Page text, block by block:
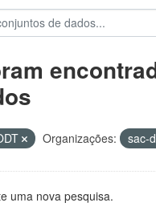
Organizações: sac-
uma nova pesquisa.